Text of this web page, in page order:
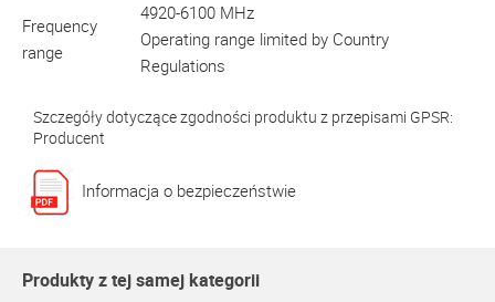
Frequency
range
4920-6100 MHz
Operating range limited by Country
Regulations
Szczegóły dotyczące zgodności produktu z przepisami GPSR:
Producent
Informacja o bezpieczeństwie
Produkty z tej samej kategorii